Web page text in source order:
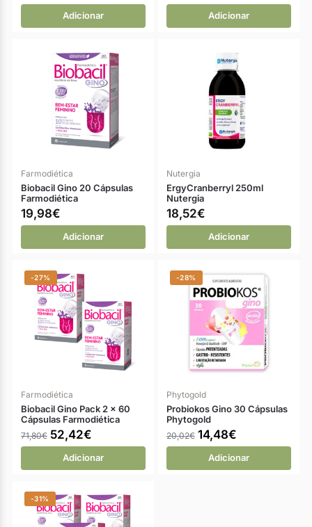
Adicionar Adicionar
Farmodiética
Biobacil Gino 20 Cápsulas
Farmodiética
19,98€
Adicionar
Nutergia
ErgyCranberryl 250ml
Nutergia
18,52€
Adicionar
-27%
Farmodiética
Biobacil Gino Pack 2 x 60
Cápsulas Farmodiética
71,80€ 52,42€
Adicionar
-28%
Phytogold
Probiokos Gino 30 Cápsulas
Phytogold
20,02€ 14,48€
Adicionar
-31%